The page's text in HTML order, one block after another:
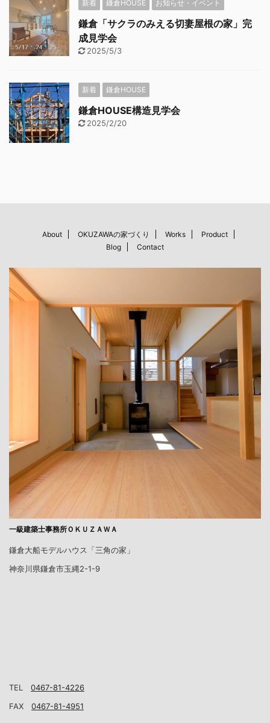
新着 鎌倉HOUSE お知らせ・イベント
鎌倉「サクラのみえる切妻屋根の家」完
成見学会
2025/5/3
新着 鎌倉HOUSE
鎌倉HOUSE構造見学会
2025/2/20
About OKUZAWAの家づくり Works
Product
Blog
Contact
一級建築士事務所ＯＫＵＺＡＷＡ
鎌倉大船モデルハウス「三角の家」
神奈川県鎌倉市玉縄2-1-9
TEL 0467-81-4226
FAX 0467-81-4951